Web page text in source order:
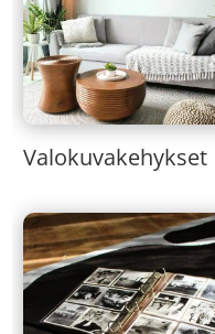
Valokuvakehykset